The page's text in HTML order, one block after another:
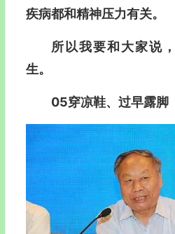
疾病都和精神压力有关。
所以我要和大家说
生。
05穿凉鞋、过早露脚